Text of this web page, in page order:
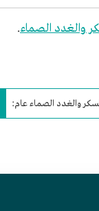
والغدد الصماء.
والغدد الصماء عام: